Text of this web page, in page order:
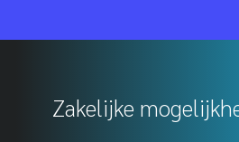
Zakelijke